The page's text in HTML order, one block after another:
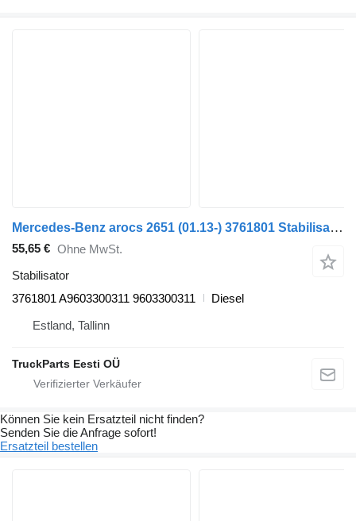
Mercedes-Benz arocs 2651 (01.13-) 3761801 Stabilisator für Mercedes-Benz Actros MP4 Antos Arocs (2012-) Sattelzugmaschine
55,65 € Ohne MwSt.
Stabilisator
3761801 A9603300311 9603300311
Diesel
Estland, Tallinn
TruckParts Eesti OÜ
Können Sie kein Ersatzteil nicht finden?
Senden Sie die Anfrage sofort!
Ersatzteil bestellen